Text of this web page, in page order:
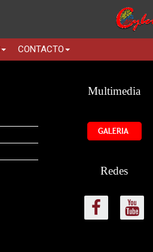
CONTACTO
Multimedia
Redes